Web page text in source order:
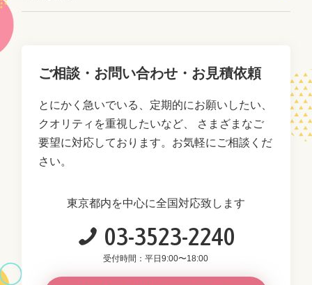
ご相談・お問い合わせ・お見積依頼
とにかく急いでいる、定期的にお願いしたい、
クオリティを重視したいなど、
さまざまなご
要望に対応しております。お気軽にご相談くだ
さい。
東京都内を中心に全国対応致します
03-3523-2240
受付時間：平日9:00〜18:00